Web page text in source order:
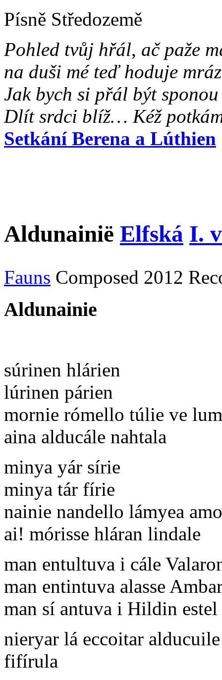
Písně Středozemě
Pohled tvůj hřál, ač paže
na duši mé teď hoduje
Jak bych si přál být
Dlít srdci blíž… Kéž
Setkání Berena a Lúthien
Aldunainië Elfská I.
Fauns Composed 2012
Aldunainie
súrinen hlárien
lúrinen párien
mornie rómello túlie ve
aina alducále nahtala
minya yár sírie
minya tár fírie
nainie nandello lámyea
ai! mórisse hláran lindale
man entultuva i cále
man entintuva alasse
man sí antuva i Hildin estel
nieryar lá eccoitar alducuile
fifírula